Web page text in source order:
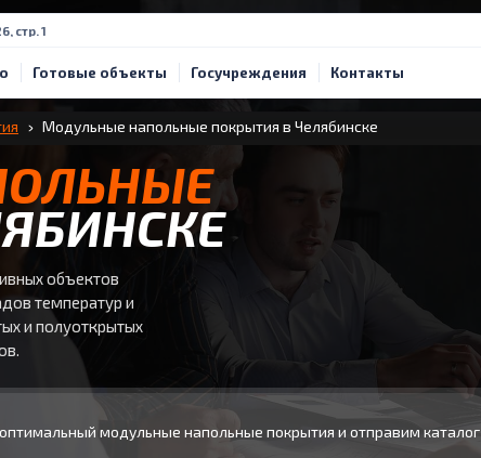
стр. 1
Готовые объекты Госучреждения Контакты
Модульные напольные покрытия в Челябинске
объектов
температур и
и полуоткрытых
модульные напольные покрытия и отправим каталог